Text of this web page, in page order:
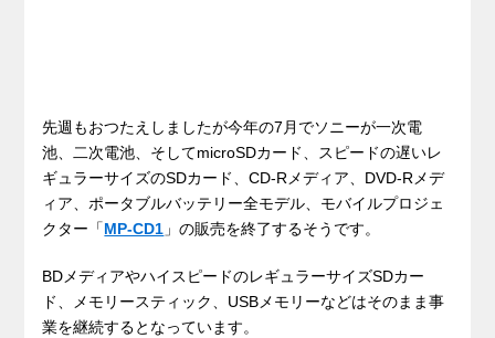
先週もおつたえしましたが今年の7月でソニーが一次電
池、二次電池、そしてmicroSDカード、スピードの遅いレ
ギュラーサイズのSDカード、CD-Rメディア、DVD-Rメデ
ィア、ポータブルバッテリー全モデル、モバイルプロジェ
クター「MP-CD1 」の販売を終了するそうです。
BDメディアやハイスピードのレギュラーサイズSDカー
ド、メモリースティック、USBメモリーなどはそのまま事
業を継続するとなっています。